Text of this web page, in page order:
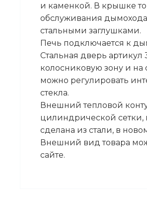
и каменкой. В крышке
обслуживания
стальными заглушками.
Печь подключается к
Стальная дверь
колосниковую зону и
можно регулировать
стекла.
Внешний тепловой
цилиндрической сетки,
сделана из стали, в
Внешний вид товара
сайте.